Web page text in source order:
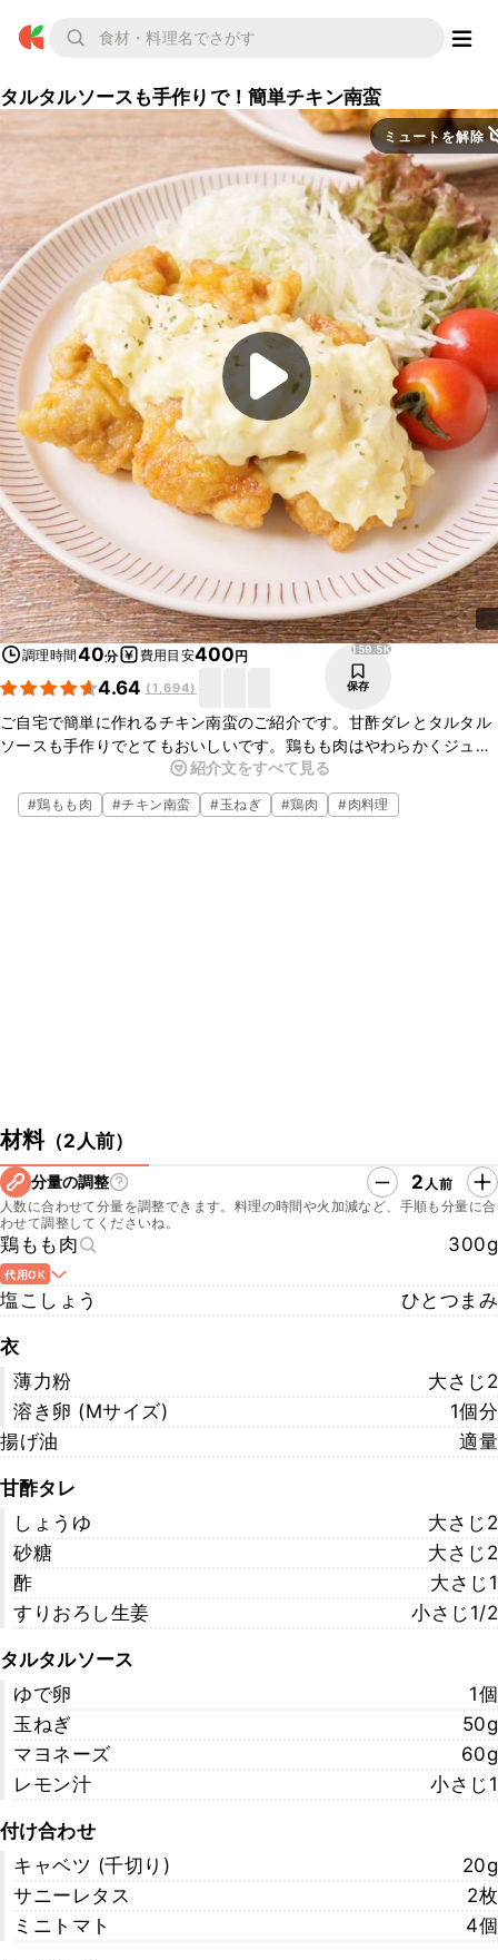
タルタルソースも手作りで！簡単チキン南蛮
ミュートを解除
調理時間40分 費用目安400円
4.64 (1,694)
159.5K
保存
ご自宅で簡単に作れるチキン南蛮のご紹介です。甘酢ダレとタルタル
ソースも手作りでとてもおいしいです。鶏もも肉はやわらかくジュー
シーで、甘酢ダレに絡めてさっぱりと召し上がれますよ。濃厚なタル
タルソースを絡めてお召し上がり下さい。
紹介文をすべて見る
#鶏もも肉 #チキン南蛮 #玉ねぎ #鶏肉 #肉料理
材料（2人前）
分量の調整 2 人前
人数に合わせて分量を調整できます。料理の時間や火加減など、手順も分量に合
わせて調整してくださいね。
鶏もも肉 300g
代用OK
塩こしょう ひとつまみ
衣
薄力粉
大さじ2
溶き卵 (Mサイズ)
1個分
揚げ油
適量
甘酢タレ
しょうゆ
大さじ2
砂糖
大さじ2
酢
大さじ1
すりおろし生姜
小さじ1/2
タルタルソース
ゆで卵
1個
玉ねぎ
50g
マヨネーズ
60g
レモン汁
小さじ1
付け合わせ
キャベツ (千切り)
20g
サニーレタス
2枚
ミニトマト
4個